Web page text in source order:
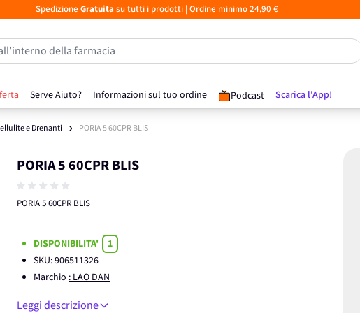
Spedizione Gratuita su tutti i prodotti| Ordine minimo 24,90 €
Serve Aiuto? Informazioni sul tuo ordine Podcast Scarica l'App!
della farmacia
e Drenanti PORIA 5 60CPR BLIS
PORIA 5 60CPR BLIS
PORIA 5 60CPR BLIS
DISPONIBILITA'
1
SKU:906511326
Marchio : LAO DAN
Leggi descrizione